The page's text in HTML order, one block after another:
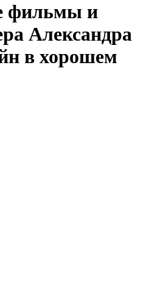
фильмы и
Александра
в хорошем